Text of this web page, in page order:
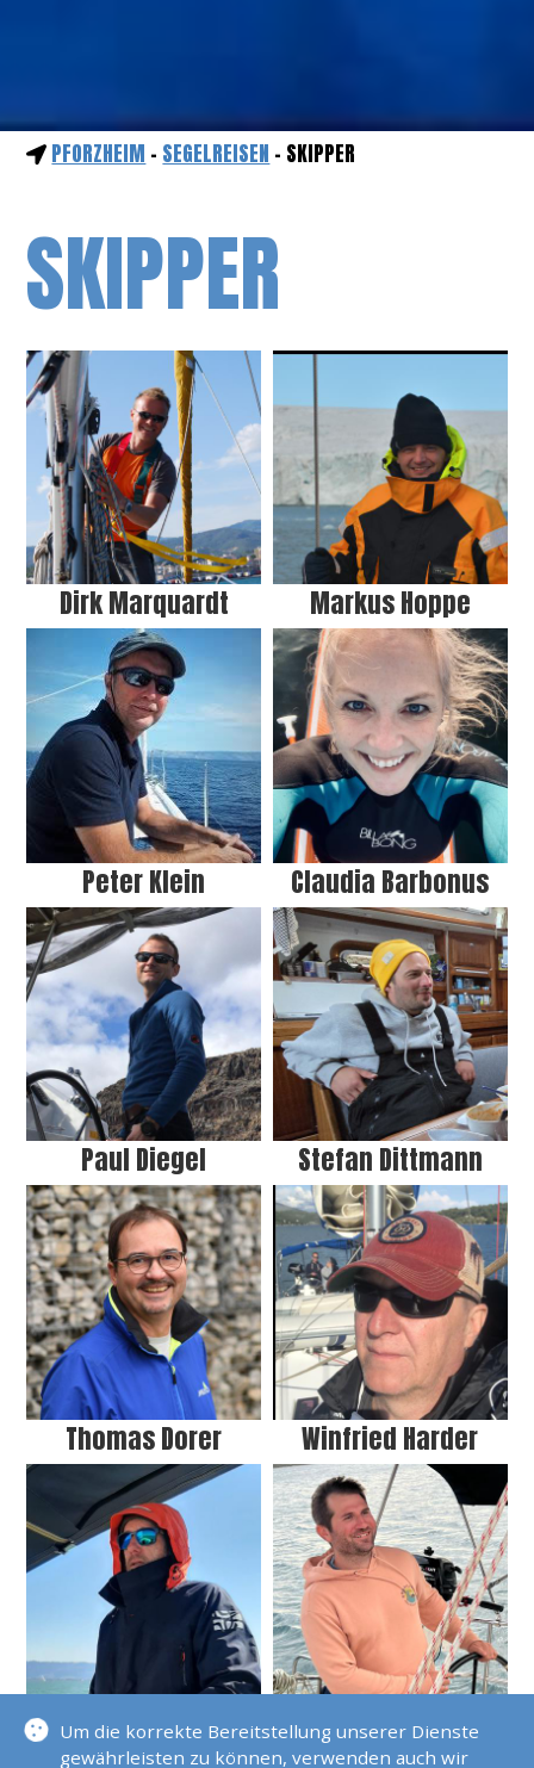
PFORZHEIM - SEGELREISEN - SKIPPER
SKIPPER
Dirk Marquardt Markus Hoppe
Peter Klein Claudia Barbonus
Paul Diegel Stefan Dittmann
Thomas Dorer Winfried Harder
Michael Hauke Georgios Karlessis
Um die korrekte Bereitstellung unserer Dienste
gewährleisten zu können, verwenden auch wir